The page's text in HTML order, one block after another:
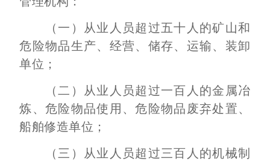
（一）从业人员超过五十人的矿山和
危险物品生产、经营、储存、运输、装卸
单位；
（二）从业人员超过一百人的金属冶
炼、危险物品使用、危险物品废弃处置、
船舶修造单位；
（三）从业人员超过三百人的机械制